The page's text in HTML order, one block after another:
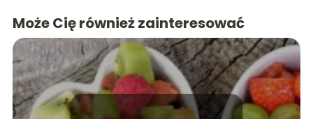
Może Cię również zainteresować